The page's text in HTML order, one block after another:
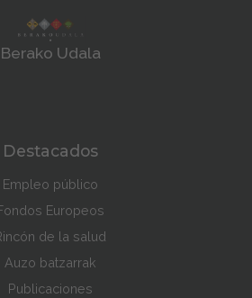
Berako Udala
Destacados
Empleo público
Europeos
de la salud
Auzo batzarrak
Publicaciones